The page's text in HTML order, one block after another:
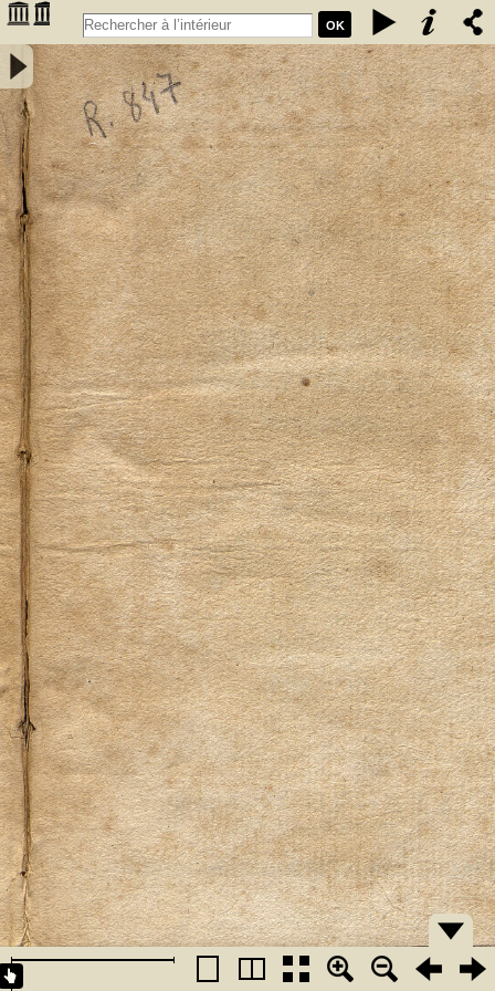
OK
Elementa mineralogiae systematice disposita a Friderico Augusto
Cartheuser med. doct. - Cartheuser, Friedrich August (1734-1796)